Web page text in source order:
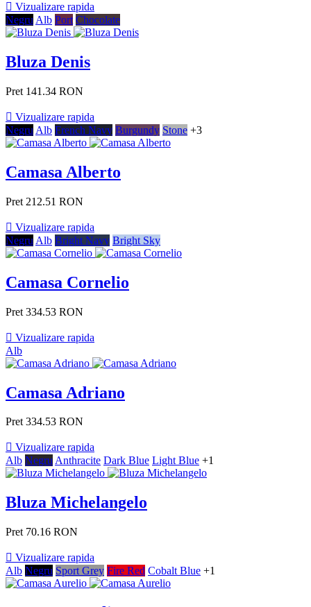
 Vizualizare rapida
Negru Alb Port Chocolate
Bluza Denis
Pret 141.34 RON
 Vizualizare rapida
Negru Alb French Navy Burgundy Stone +3
Camasa Alberto
Pret 212.51 RON
 Vizualizare rapida
Negru Alb Bright Navy Bright Sky
Camasa Cornelio
Pret 334.53 RON
 Vizualizare rapida
Alb
Camasa Adriano
Pret 334.53 RON
 Vizualizare rapida
Alb NegruAnthracite Dark Blue Light Blue +1
Bluza Michelangelo
Pret 70.16 RON
 Vizualizare rapida
Alb Negru Sport Grey Fire Red Cobalt Blue +1